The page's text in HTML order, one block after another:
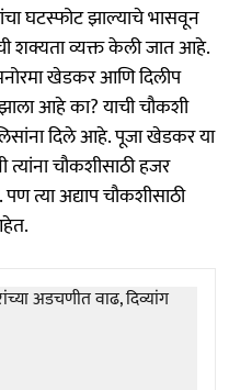
घटस्फोट झाल्याचे भासवून
शक्यता व्यक्त केली जात आहे.
खेडकर आणि दिलीप
आहे का? याची चौकशी
दिले आहे. पूजा खेडकर या
चौकशीसाठी हजर
त्या अद्याप चौकशीसाठी